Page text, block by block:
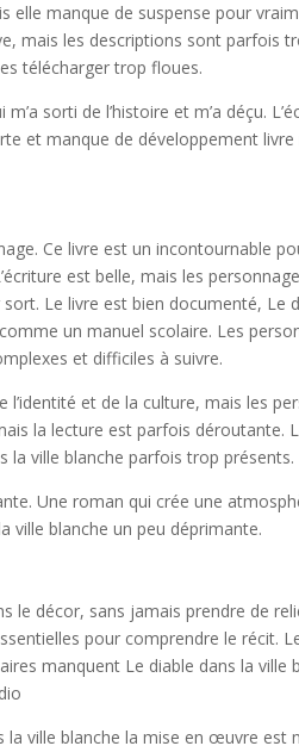
elle manque de suspense pour
mais les descriptions sont parfois
télécharger trop floues.
sorti de l’histoire et m’a déçu.
et manque de développement
Ce livre est un incontournable
est belle, mais les
Le livre est bien documenté, Le
un manuel scolaire. Les
et difficiles à suivre.
l’identité et de la culture, mais les
la lecture est parfois déroutante.
la ville blanche parfois trop présents.
Une roman qui crée une
ville blanche un peu déprimante.
le décor, sans jamais prendre de
pour comprendre le récit.
manquent Le diable dans la ville
ville blanche la mise en œuvre est